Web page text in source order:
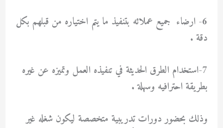
6- ارضاء جميع عملائه بتنفيذ ما يتم اختياره من قبلهم بكل
دقة .
7-استخدام الطرق الحديثة في تنفيذه العمل وتميزه عن غيره
بطريقة احترافيه وسهلة .
وذلك بحضور دورات تدريبية متخصصة ليكون شغله غير